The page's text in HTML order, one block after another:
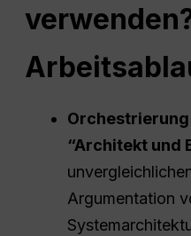
“Architekt und
Argumentation